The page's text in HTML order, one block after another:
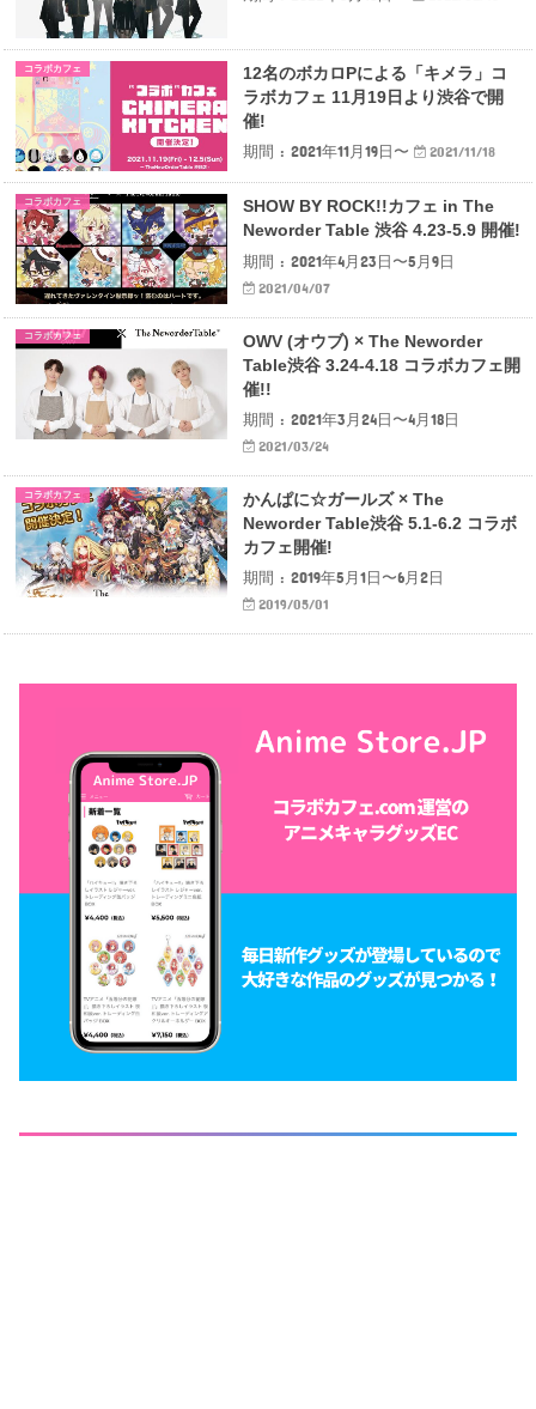
コラボカフェ
12名のボカロPによる「キメラ」コ
ラボカフェ 11月19日より渋谷で開
催!
期間 : 2021年11月19日〜
2021/11/18
コラボカフェ
SHOW BY ROCK!!カフェ in The
Neworder Table 渋谷 4.23-5.9 開催!
期間 : 2021年4月23日〜5月9日
2021/04/07
コラボカフェ
OWV (オウブ) × The Neworder
Table渋谷 3.24-4.18 コラボカフェ開
催!!
期間 : 2021年3月24日〜4月18日
2021/03/24
コラボカフェ
かんぱに☆ガールズ × The
Neworder Table渋谷 5.1-6.2 コラボ
カフェ開催!
期間 : 2019年5月1日〜6月2日
2019/05/01